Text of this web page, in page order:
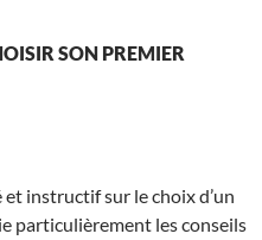
SON PREMIER
instructif sur le choix d’un
particulièrement les conseils